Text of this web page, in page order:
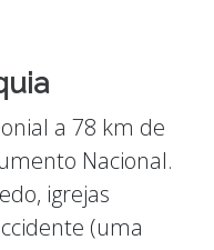
a 78 km de
Nacional.
igrejas
(uma